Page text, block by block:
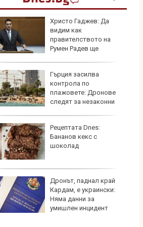
Христо Гаджев: Да
видим как
правителството на
Румен Радев ще
Гърция засилва
контрола по
плажовете: Дронове
следят за незаконни
Рецептата Dnes:
Бананов кекс с
шоколад
Дронът, паднал край
Кардам, е украински:
Няма данни за
умишлен инцидент